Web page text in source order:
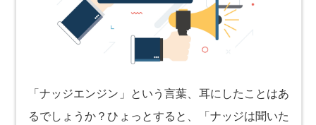
「ナッジエンジン」という言葉、耳にしたことはあ
るでしょうか？ひょっとすると、「ナッジは聞いた